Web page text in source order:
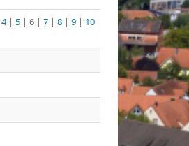
4| 5 | 6 | 7 | 8 | 9 | 10